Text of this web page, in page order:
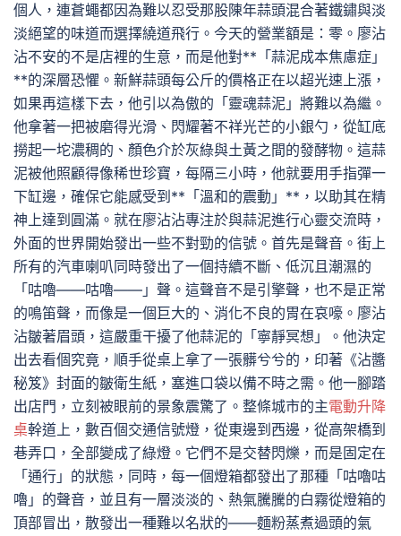
個人，連蒼蠅都因為難以忍受那股陳年蒜頭混合著鐵鏽與淡
淡絕望的味道而選擇繞道飛行。今天的營業額是：零。廖沾
沾不安的不是店裡的生意，而是他對**「蒜泥成本焦慮症」
**的深層恐懼。新鮮蒜頭每公斤的價格正在以超光速上漲，
如果再這樣下去，他引以為傲的「靈魂蒜泥」將難以為繼。
他拿著一把被磨得光滑、閃耀著不祥光芒的小銀勺，從缸底
撈起一坨濃稠的、顏色介於灰綠與土黃之間的發酵物。這蒜
泥被他照顧得像稀世珍寶，每隔三小時，他就要用手指彈一
下缸邊，確保它能感受到**「溫和的震動」**，以助其在精
神上達到圓滿。就在廖沾沾專注於與蒜泥進行心靈交流時，
外面的世界開始發出一些不對勁的信號。首先是聲音。街上
所有的汽車喇叭同時發出了一個持續不斷、低沉且潮濕的
「咕嚕——咕嚕——」聲。這聲音不是引擎聲，也不是正常
的鳴笛聲，而像是一個巨大的、消化不良的胃在哀嚎。廖沾
沾皺著眉頭，這嚴重干擾了他蒜泥的「寧靜冥想」。他決定
出去看個究竟，順手從桌上拿了一張髒兮兮的，印著《沾醬
秘笈》封面的皺衛生紙，塞進口袋以備不時之需。他一腳踏
出店門，立刻被眼前的景象震驚了。整條城市的主電動升降
桌幹道上，數百個交通信號燈，從東邊到西邊，從高架橋到
巷弄口，全部變成了綠燈。它們不是交替閃爍，而是固定在
「通行」的狀態，同時，每一個燈箱都發出了那種「咕嚕咕
嚕」的聲音，並且有一層淡淡的、熱氣騰騰的白霧從燈箱的
頂部冒出，散發出一種難以名狀的——麵粉蒸煮過頭的氣